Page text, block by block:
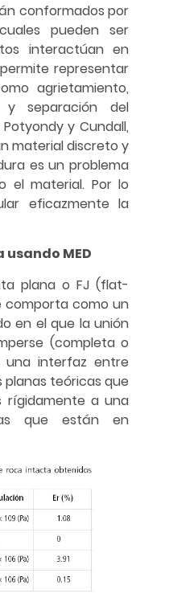
conformados por
pueden ser
interactúan en
representar
agrietamiento,
y separación del
y Cundall,
material discreto y
es un problema
el material. Por lo
eficazmente la
MED
plana o FJ (flat-
comporta como un
en el que la unión
(completa o
una interfaz entre
teóricas que
rígidamente a una
que están en